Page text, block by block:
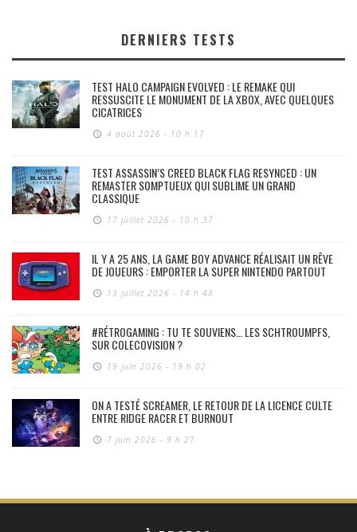
DERNIERS TESTS
TEST HALO CAMPAIGN EVOLVED : LE REMAKE QUI
RESSUSCITE LE MONUMENT DE LA XBOX, AVEC QUELQUES
CICATRICES
4 août 2026 - 10 h 17
TEST ASSASSIN’S CREED BLACK FLAG RESYNCED : UN
REMASTER SOMPTUEUX QUI SUBLIME UN GRAND
CLASSIQUE
17 juillet 2026 - 10 h 37
IL Y A 25 ANS, LA GAME BOY ADVANCE RÉALISAIT UN RÊVE
DE JOUEURS : EMPORTER LA SUPER NINTENDO PARTOUT
13 juillet 2026 - 14 h 48
#RÉTROGAMING : TU TE SOUVIENS… LES SCHTROUMPFS,
SUR COLECOVISION ?
19 juin 2026 - 19 h 02
ON A TESTÉ SCREAMER, LE RETOUR DE LA LICENCE CULTE
ENTRE RIDGE RACER ET BURNOUT
7 juin 2026 - 9 h 27